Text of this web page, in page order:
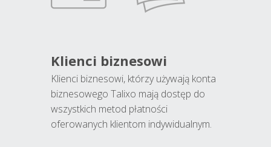
Klienci biznesowi
Klienci biznesowi, którzy używają konta
biznesowego Talixo mają dostęp do
wszystkich metod płatności
oferowanych klientom indywidualnym.